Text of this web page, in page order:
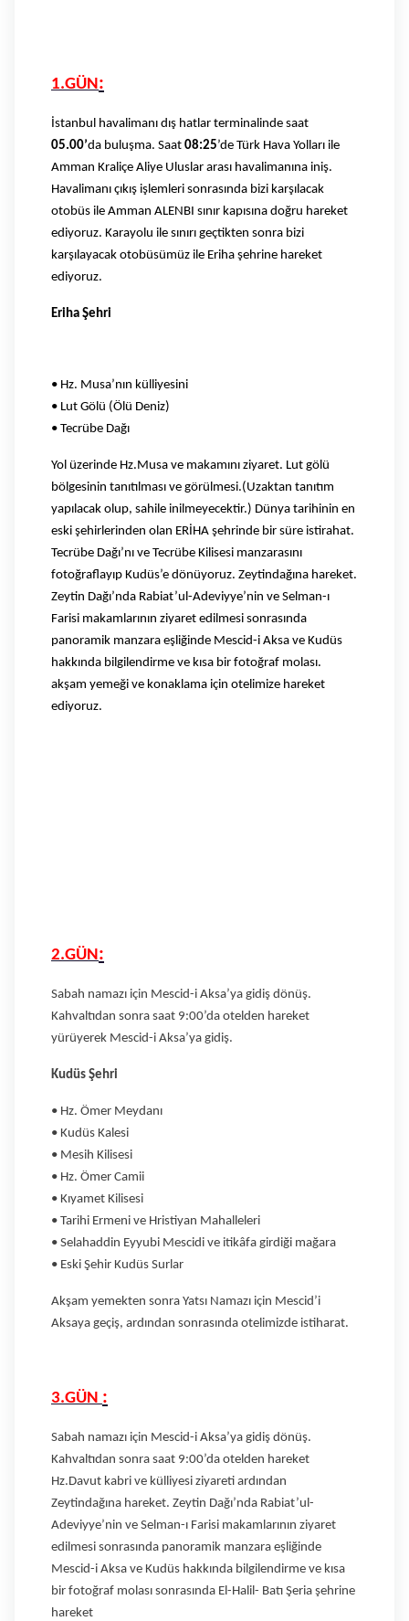
1.GÜN :
İstanbul havalimanı dış hatlar terminalinde saat
05.00’da buluşma. Saat 08:25’de Türk Hava Yolları ile
Amman Kraliçe Aliye Uluslar arası havalimanına iniş.
Havalimanı çıkış işlemleri sonrasında bizi karşılacak
otobüs ile Amman ALENBI sınır kapısına doğru hareket
ediyoruz. Karayolu ile sınırı geçtikten sonra bizi
karşılayacak otobüsümüz ile Eriha şehrine hareket
ediyoruz.
Eriha Şehri
• Hz. Musa’nın külliyesini
• Lut Gölü (Ölü Deniz)
• Tecrübe Dağı
Yol üzerinde Hz.Musa ve makamını ziyaret. Lut gölü
bölgesinin tanıtılması ve görülmesi.(Uzaktan tanıtım
yapılacak olup, sahile inilmeyecektir.) Dünya tarihinin en
eski şehirlerinden olan ERİHA şehrinde bir süre istirahat.
Tecrübe Dağı’nı ve Tecrübe Kilisesi manzarasını
fotoğraflayıp Kudüs’e dönüyoruz. Zeytindağına hareket.
Zeytin Dağı’nda Rabiat’ul-Adeviyye’nin ve Selman-ı
Farisi makamlarının ziyaret edilmesi sonrasında
panoramik manzara eşliğinde Mescid-i Aksa ve Kudüs
hakkında bilgilendirme ve kısa bir fotoğraf molası.
akşam yemeği ve konaklama için otelimize hareket
ediyoruz.
2.GÜN :
Sabah namazı için Mescid-i Aksa’ya gidiş dönüş.
Kahvaltıdan sonra saat 9:00’da otelden hareket
yürüyerek Mescid-i Aksa’ya gidiş.
Kudüs Şehri
• Hz. Ömer Meydanı
• Kudüs Kalesi
• Mesih Kilisesi
• Hz. Ömer Camii
• Kıyamet Kilisesi
• Tarihi Ermeni ve Hristiyan Mahalleleri
• Selahaddin Eyyubi Mescidi ve itikâfa girdiği mağara
• Eski Şehir Kudüs Surlar
Akşam yemekten sonra Yatsı Namazı için Mescid’i
Aksaya geçiş, ardından sonrasında otelimizde istiharat.
3.GÜN :
Sabah namazı için Mescid-i Aksa’ya gidiş dönüş.
Kahvaltıdan sonra saat 9:00’da otelden hareket
Hz.Davut kabri ve külliyesi ziyareti ardından
Zeytindağına hareket. Zeytin Dağı’nda Rabiat’ul-
Adeviyye’nin ve Selman-ı Farisi makamlarının ziyaret
edilmesi sonrasında panoramik manzara eşliğinde
Mescid-i Aksa ve Kudüs hakkında bilgilendirme ve kısa
bir fotoğraf molası sonrasında El-Halil- Batı Şeria şehrine
hareket